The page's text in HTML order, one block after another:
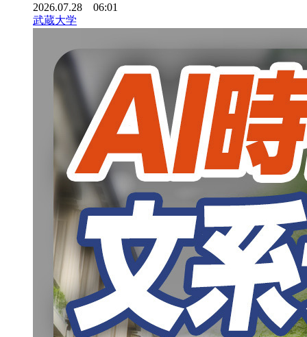
2026.07.28 06:01
武蔵大学